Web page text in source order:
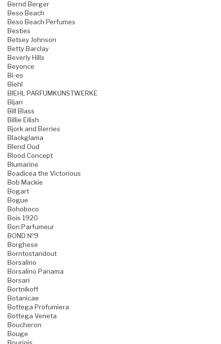
Bernd Berger
Beso Beach
Beso Beach Perfumes
Besties
Betsey Johnson
Betty Barclay
Beverly Hills
Beyonce
Bi-es
Biehl
BIEHL PARFUMKUNSTWERKE
Bijan
Bill Blass
Billie Eilish
Bjork and Berries
Blackglama
Blend Oud
Blood Concept
Blumarine
Boadicea the Victorious
Bob Mackie
Bogart
Bogue
Bohoboco
Bois 1920
Bon Parfumeur
BOND №9
Borghese
Borntostandout
Borsalino
Borsalino Panama
Borsari
Bortnikoff
Botanicae
Bottega Profumiera
Bottega Veneta
Boucheron
Bouge